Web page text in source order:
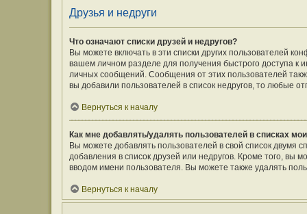
Друзья и недруги
Что означают списки друзей и недругов?
Вы можете включать в эти списки других пользователей
вашем личном разделе для получения быстрого доступа к
личных сообщений. Сообщения от этих пользователей
вы добавили пользователей в список недругов, то любые
Вернуться к началу
Как мне добавлять/удалять пользователей в списках
Вы можете добавлять пользователей в свой список двумя
добавления в список друзей или недругов. Кроме того, вы
вводом имени пользователя. Вы можете также удалять
Вернуться к началу